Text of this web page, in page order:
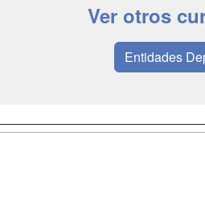
Ver otros
Entidades